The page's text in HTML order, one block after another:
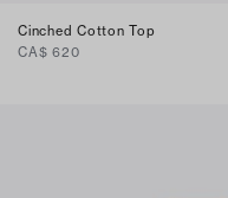
Cinched Cotton Top
CA$ 620